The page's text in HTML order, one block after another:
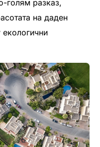
голям разказ,
на даден